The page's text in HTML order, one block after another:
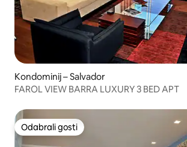
Kondominij – Salvador
FAROL VIEW BARRA LUXURY 3 BED APT
Odabrali gosti
Odabrali gosti